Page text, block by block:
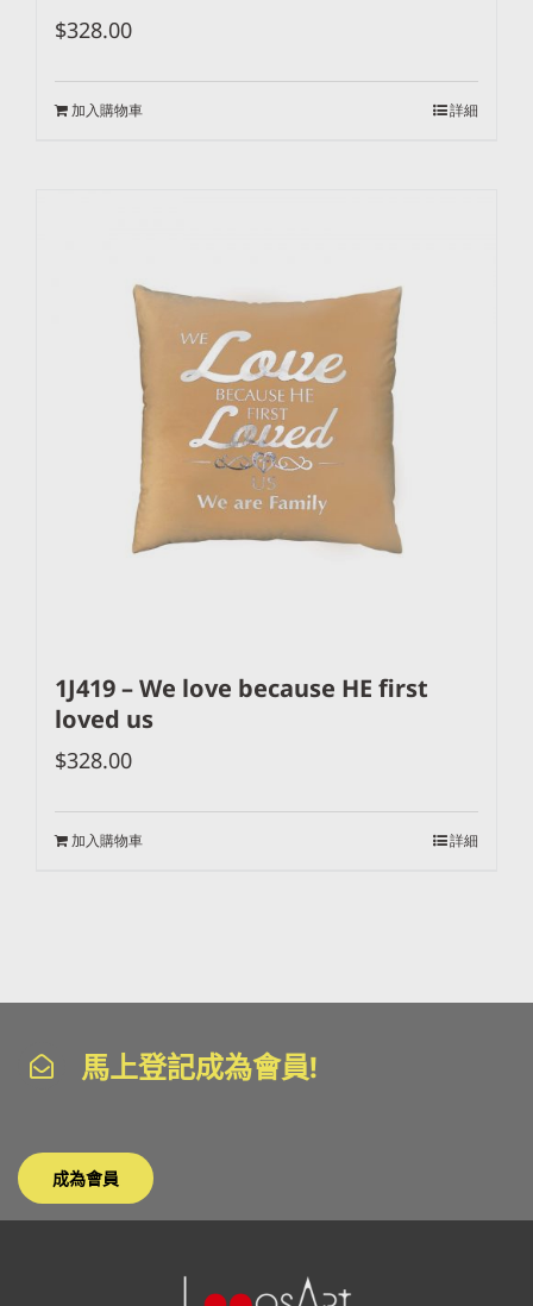
$328.00
加入購物車 詳細
1J419 – We love because HE first
loved us
$328.00
加入購物車 詳細
馬上登記成為會員!
成為會員